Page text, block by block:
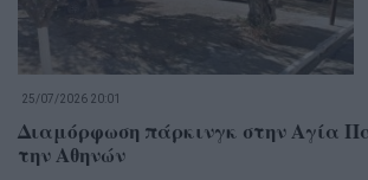
25/07/2026 20:01
Διαμόρφωση πάρκινγκ στην Αγία
την Αθηνών